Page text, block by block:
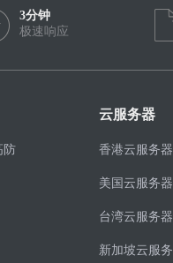
3分钟
极速响应
防
云服务器
香港云服务器
美国云服务器
台湾云服务器
新加坡云服